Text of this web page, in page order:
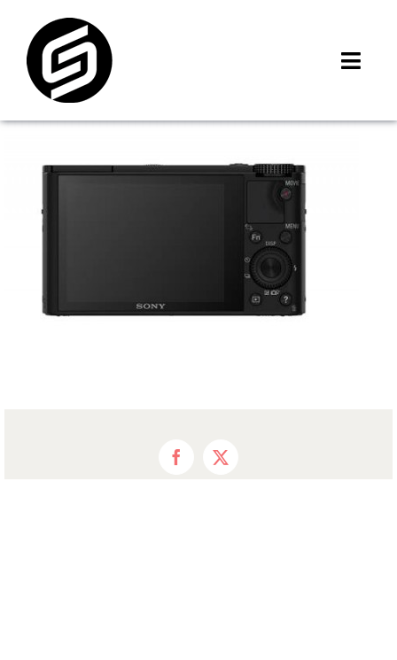
content
iMCheck APP
iPhone 回收價
MSI 舊換新
Facebook
X